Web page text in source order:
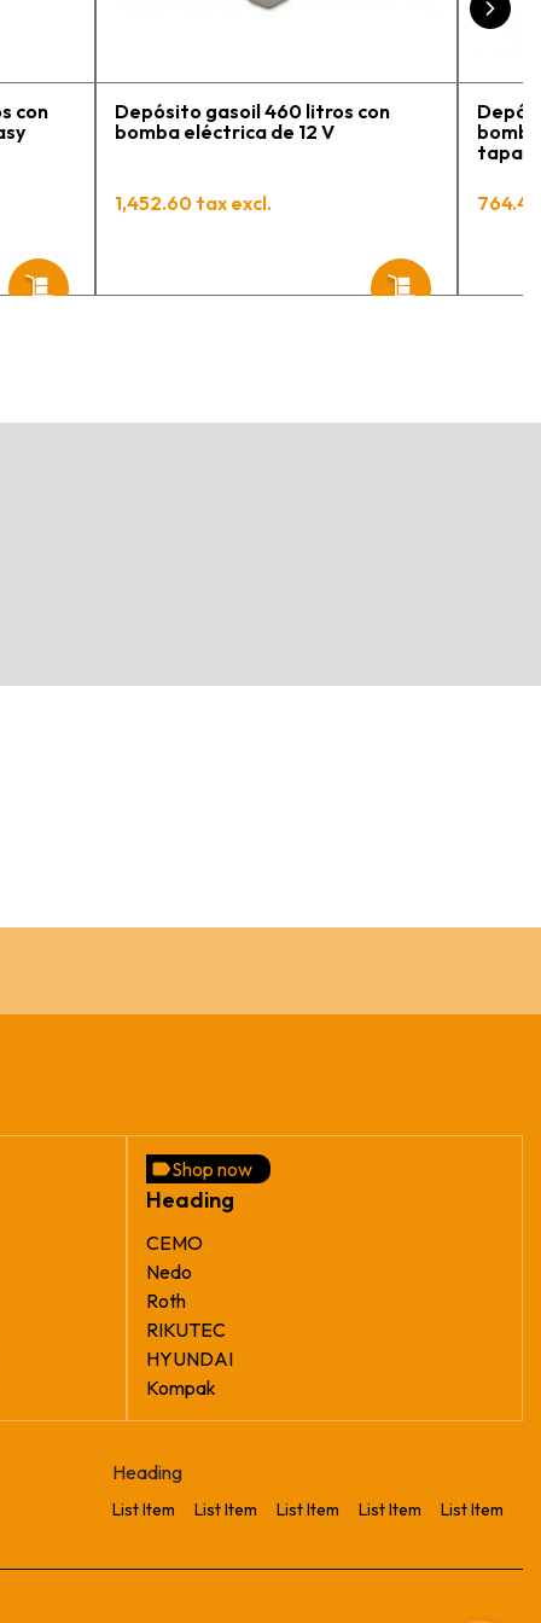
con
Depósito gasoil 460 litros con
bomba eléctrica de 12 V
1,452.60 tax excl.
tapa y
Shop now
Heading
CEMO
Nedo
Roth
RIKUTEC
HYUNDAI
Kompak
Heading
List Item List Item List Item List Item List Item